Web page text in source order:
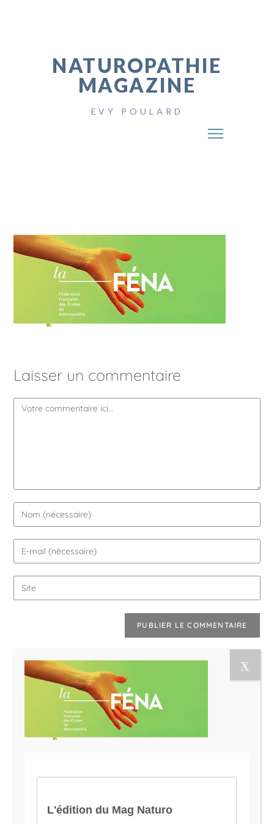
NATUROPATHIE
MAGAZINE
EVY POULARD
Laisser un commentaire
Le Magazine Naturo
Je suis Evy, Naturopathe spécialisée dans
l’accompagnement des femmes en préménopause et
ménopause